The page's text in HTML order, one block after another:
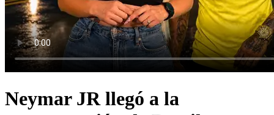
Neymar JR llegó a la